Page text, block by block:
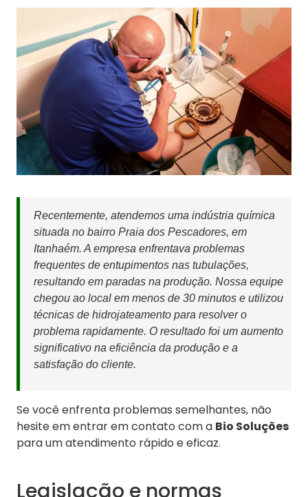
Recentemente, atendemos uma indústria química
situada no bairro Praia dos Pescadores, em
Itanhaém. A empresa enfrentava problemas
frequentes de entupimentos nas tubulações,
resultando em paradas na produção. Nossa equipe
chegou ao local em menos de 30 minutos e utilizou
técnicas de hidrojateamento para resolver o
problema rapidamente. O resultado foi um aumento
significativo na eficiência da produção e a
satisfação do cliente.
Se você enfrenta problemas semelhantes, não
hesite em entrar em contato com a Bio Soluções
para um atendimento rápido e eficaz.
Legislação e normas